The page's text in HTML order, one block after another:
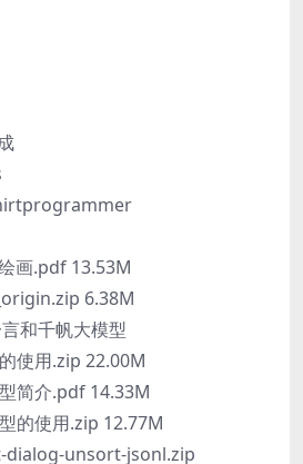
画.pdf 13.53M
6.38M
和千帆大模型
使用.zip 22.00M
简介.pdf 14.33M
的使用.zip 12.77M
unsort-jsonl.zip